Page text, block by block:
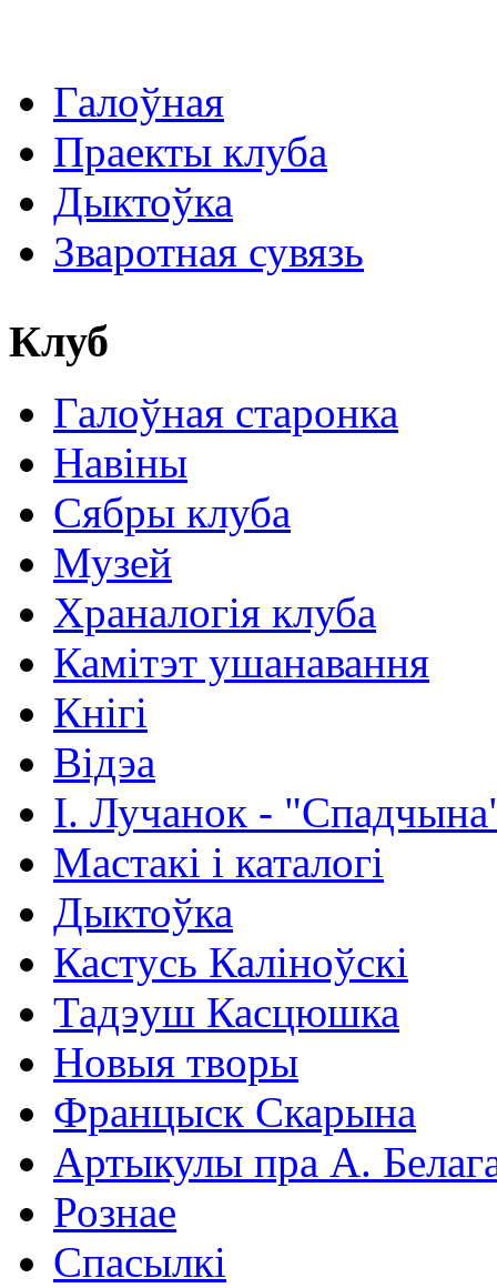
Галоўная
Праекты клуба
Дыктоўка
Зваротная сувязь
Клуб
Галоўная старонка
Навіны
Сябры клуба
Музей
Храналогія клуба
Камітэт ушанавання
Кнігі
Відэа
І. Лучанок -
Мастакі i каталогi
Дыктоўка
Кастусь Каліноўскі
Тадэуш Касцюшка
Новыя творы
Францыск Скарына
Артыкулы пра А.
Рознае
Спасылкі